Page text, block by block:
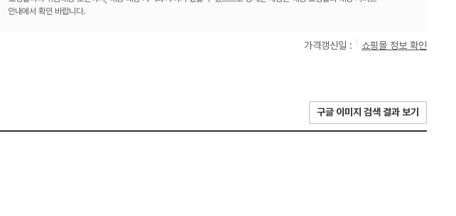
안내에서 확인 바랍니다.
가격갱신일 : 쇼핑몰 정보 확인
구글 이미지 검색 결과 보기